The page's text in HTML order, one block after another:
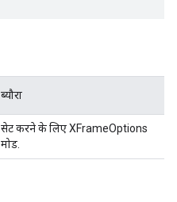
ब्यौरा
सेट करने के लिए XFrameOptions
मोड.